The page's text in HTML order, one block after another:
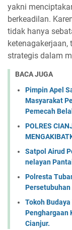
yakni
berkeadilan.
tidak hanya
strategis dalam
BACA JUGA
Pimpin Apel
Masyarakat
Pemecah
POLRES
Satpol Airud
nelayan
Polresta
Persetubuhan
Tokoh
Penghargaan
Cianjur.